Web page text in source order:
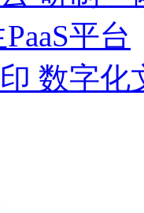
平台
数字化